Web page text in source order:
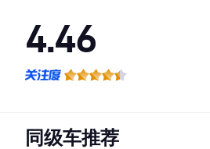
4.46
·空间表现较为优秀，优于69%同级车
同级车推荐